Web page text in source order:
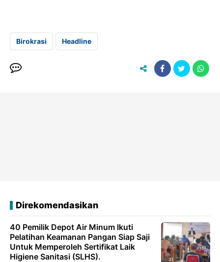
Birokrasi Headline
Direkomendasikan
40 Pemilik Depot Air Minum Ikuti
Pelatihan Keamanan Pangan Siap Saji
Untuk Memperoleh Sertifikat Laik
Higiene Sanitasi (SLHS).